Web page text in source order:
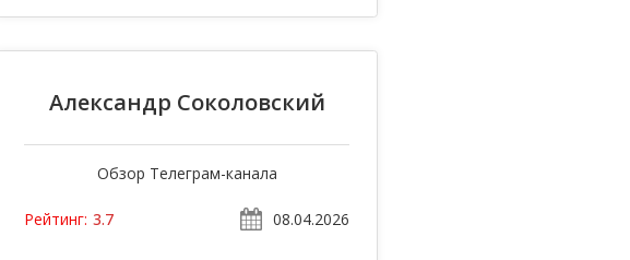
Александр Соколовский
Обзор Телеграм-канала
Рейтинг: 3.7 08.04.2026